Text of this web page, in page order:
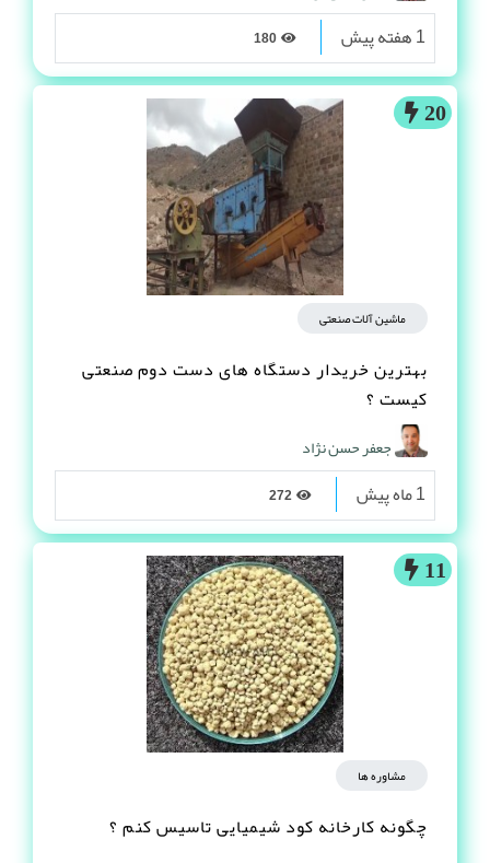
1 هفته پیش
20
ماشین آلات صنعتی
بهترین خریدار دستگاه های دست دوم صنعتی
کیست ؟
جعفر حسن نژاد
1 ماه پیش
11
مشاوره ها
چگونه کارخانه کود شیمیایی تاسیس کنم ؟